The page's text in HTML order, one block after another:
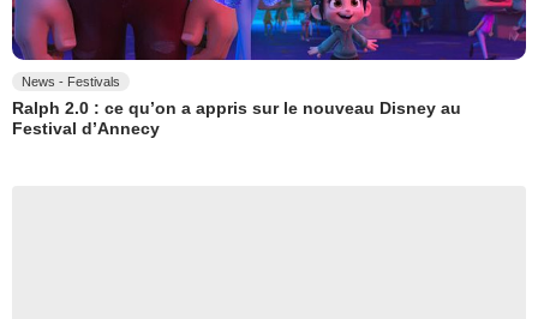
News - Festivals
Ralph 2.0 : ce qu’on a appris sur le nouveau Disney au
Festival d’Annecy